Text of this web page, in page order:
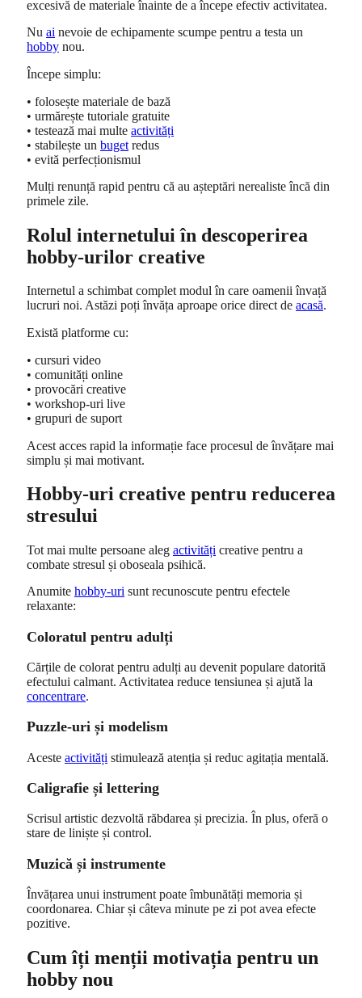
excesivă de materiale înainte de a începe efectiv activitatea.
Nu ai nevoie de echipamente scumpe pentru a testa un
hobby nou.
Începe simplu:
• folosește materiale de bază
• urmărește tutoriale gratuite
• testează mai multe activități
• stabilește un buget redus
• evită perfecționismul
Mulți renunță rapid pentru că au așteptări nerealiste încă din
primele zile.
Rolul internetului în descoperirea
hobby-urilor creative
Internetul a schimbat complet modul în care oamenii învață
lucruri noi. Astăzi poți învăța aproape orice direct de acasă.
Există platforme cu:
• cursuri video
• comunități online
• provocări creative
• workshop-uri live
• grupuri de suport
Acest acces rapid la informație face procesul de învățare mai
simplu și mai motivant.
Hobby-uri creative pentru reducerea
stresului
Tot mai multe persoane aleg activități creative pentru a
combate stresul și oboseala psihică.
Anumite hobby-uri sunt recunoscute pentru efectele
relaxante:
Coloratul pentru adulți
Cărțile de colorat pentru adulți au devenit populare datorită
efectului calmant. Activitatea reduce tensiunea și ajută la
concentrare.
Puzzle-uri și modelism
Aceste activități stimulează atenția și reduc agitația mentală.
Caligrafie și lettering
Scrisul artistic dezvoltă răbdarea și precizia. În plus, oferă o
stare de liniște și control.
Muzică și instrumente
Învățarea unui instrument poate îmbunătăți memoria și
coordonarea. Chiar și câteva minute pe zi pot avea efecte
pozitive.
Cum îți menții motivația pentru un
hobby nou